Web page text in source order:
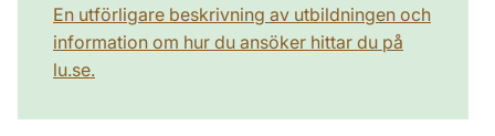
En utförligare beskrivning av utbildningen och
information om hur du ansöker hittar du på
lu.se.